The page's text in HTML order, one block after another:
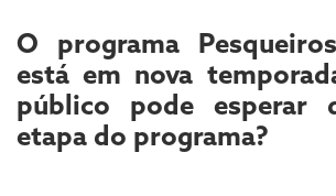
O programa
está em nova
público pode esperar
etapa do programa?